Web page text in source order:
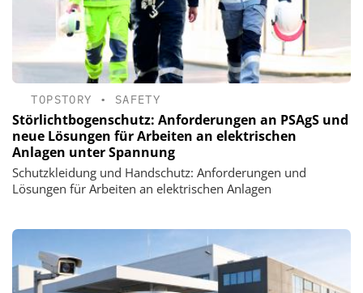
TOPSTORY • SAFETY
Störlichtbogenschutz: Anforderungen an PSAgS und
neue Lösungen für Arbeiten an elektrischen
Anlagen unter Spannung
Schutzkleidung und Handschutz: Anforderungen und
Lösungen für Arbeiten an elektrischen Anlagen